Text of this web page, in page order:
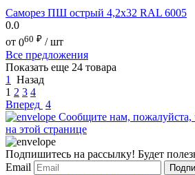
Саморез ПШ острый 4,2х32 RAL 6005
0.0
от 060 ₽ / шт
Все предложения
Показать еще 24 товара
1
Назад
1 2 3 4
Вперед 4
Сообщите нам,
на этой странице
Подпишитесь на рассылку! Будет
Email